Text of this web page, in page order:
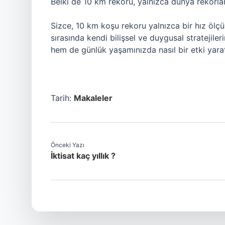
Sizce, 10 km koşu rekoru yalnızca bir hız
sırasında kendi bilişsel ve duygusal
hem de günlük yaşamınızda nasıl bir etki
Tarih: Makaleler
Önceki Yazı
İktisat kaç yıllık ?